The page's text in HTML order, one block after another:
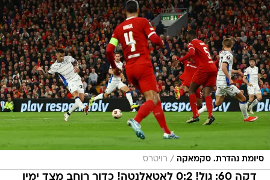
סיומת נהדרת. סקמאקה / רויטרס
דקה 60: גול! 0:2 לאטאלנטה! כדור רוחב מצד ימין